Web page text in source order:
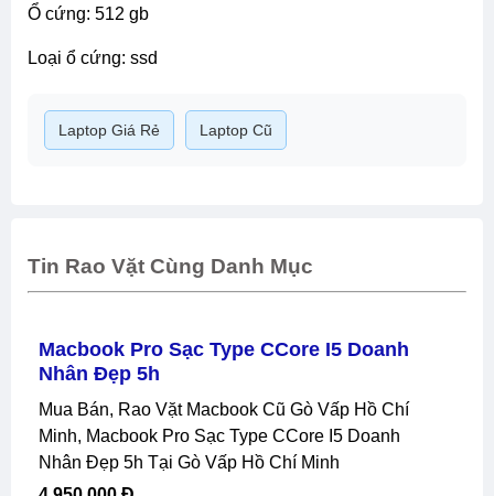
ổ cứng: 512 gb
loại ổ cứng: ssd
Laptop Giá Rẻ Laptop Cũ
Tin Rao Vặt Cùng Danh Mục
Macbook Pro Sạc Type CCore I5 Doanh
Nhân Đẹp 5h
Mua Bán, Rao Vặt Macbook Cũ Gò Vấp Hồ Chí
Minh, Macbook Pro Sạc Type CCore I5 Doanh
Nhân Đẹp 5h Tại Gò Vấp Hồ Chí Minh